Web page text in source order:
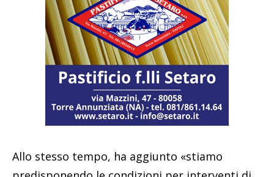
Allo stesso tempo, ha aggiunto «stiamo